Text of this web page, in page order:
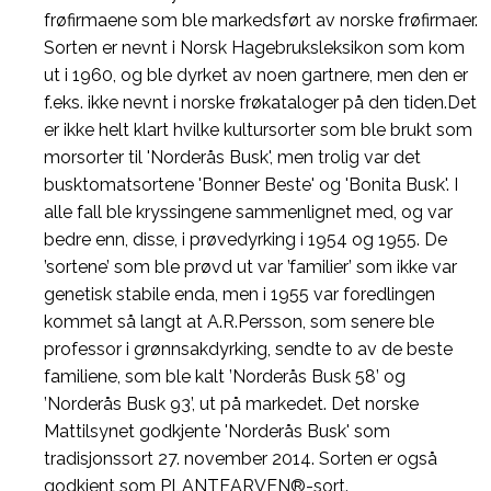
frøfirmaene som ble markedsført av norske frøfirmaer.
Sorten er nevnt i Norsk Hagebruksleksikon som kom
ut i 1960, og ble dyrket av noen gartnere, men den er
f.eks. ikke nevnt i norske frøkataloger på den tiden.Det
er ikke helt klart hvilke kultursorter som ble brukt som
morsorter til 'Norderås Busk', men trolig var det
busktomatsortene 'Bonner Beste' og 'Bonita Busk'. I
alle fall ble kryssingene sammenlignet med, og var
bedre enn, disse, i prøvedyrking i 1954 og 1955. De
’sortene’ som ble prøvd ut var ’familier’ som ikke var
genetisk stabile enda, men i 1955 var foredlingen
kommet så langt at A.R.Persson, som senere ble
professor i grønnsakdyrking, sendte to av de beste
familiene, som ble kalt ’Norderås Busk 58’ og
’Norderås Busk 93’, ut på markedet. Det norske
Mattilsynet godkjente 'Norderås Busk' som
tradisjonssort 27. november 2014. Sorten er også
godkjent som PLANTEARVEN®-sort.